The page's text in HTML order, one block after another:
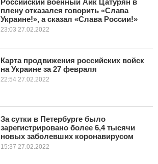
Российский военный Айк Цатурян в
плену отказался говорить «Слава
Украине!», а сказал «Слава России!»
23:03 27.02.2022
Карта продвижения российских войск
на Украине за 27 февраля
22:54 27.02.2022
За сутки в Петербурге было
зарегистрировано более 6,4 тысячи
новых заболевших коронавирусом
15:37 27.02.2022